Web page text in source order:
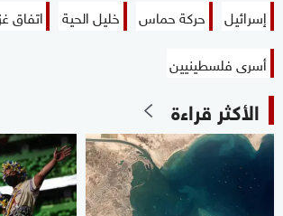
إسرائيل حركة حماس خليل الحية
اتفاق
أسرى فلسطينيين
الأكثر قراءة